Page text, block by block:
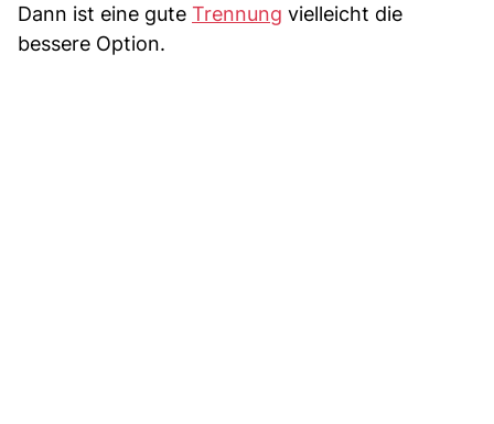
Dann ist eine gute Trennung vielleicht die
bessere Option.